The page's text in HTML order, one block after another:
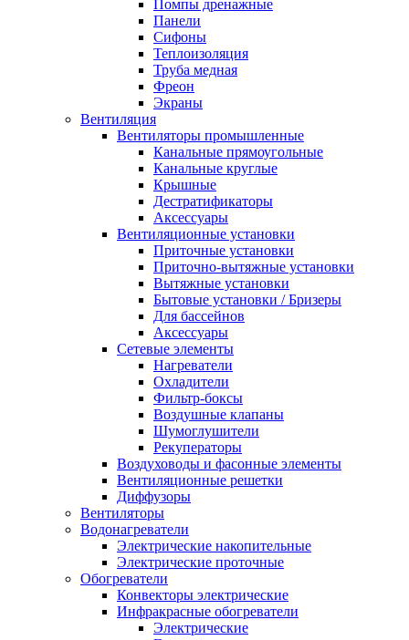
Помпы дренажные
Панели
Сифоны
Теплоизоляция
Труба медная
Фреон
Экраны
Вентиляция
Вентиляторы промышленные
Канальные прямоугольные
Канальные круглые
Крышные
Дестратификаторы
Аксессуары
Вентиляционные установки
Приточные установки
Приточно-вытяжные установки
Вытяжные установки
Бытовые установки / Бризеры
Для бассейнов
Аксессуары
Сетевые элементы
Нагреватели
Охладители
Фильтр-боксы
Воздушные клапаны
Шумоглушители
Рекуператоры
Воздуховоды и фасонные элементы
Вентиляционные решетки
Диффузоры
Вентиляторы
Водонагреватели
Электрические накопительные
Электрические проточные
Обогреватели
Конвекторы электрические
Инфракрасные обогреватели
Электрические